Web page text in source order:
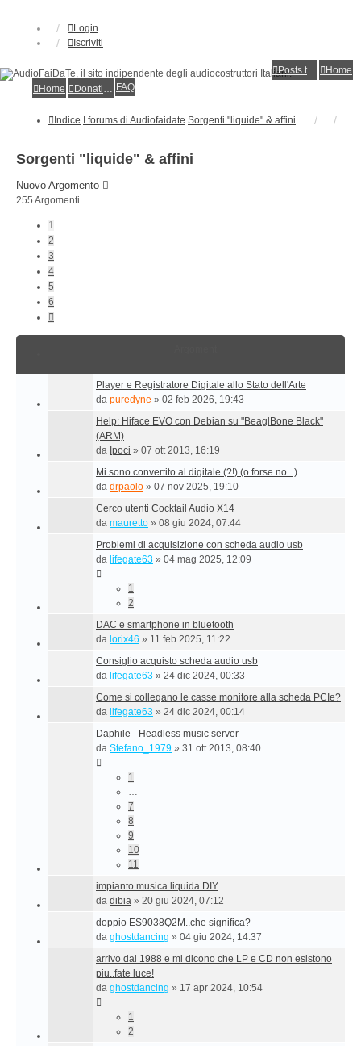
Login
Iscriviti
Posts toplist
Home
Home
Donations FAQ
Indice I forums di Audiofaidate Sorgenti "liquide" & affini
Sorgenti "liquide" & affini
Nuovo Argomento
255 Argomenti
1
2
3
4
5
6
Player e Registratore Digitale allo Stato dell'Arte
da puredyne » 02 feb 2026, 19:43
Help: Hiface EVO con Debian su "BeaglBone Black"
(ARM)
da Ipoci » 07 ott 2013, 16:19
Mi sono convertito al digitale (?!) (o forse no...)
da drpaolo » 07 nov 2025, 19:10
Cerco utenti Cocktail Audio X14
da mauretto » 08 giu 2024, 07:44
Problemi di acquisizione con scheda audio usb
da lifegate63 » 04 mag 2025, 12:09
1
2
DAC e smartphone in bluetooth
da lorix46 » 11 feb 2025, 11:22
Consiglio acquisto scheda audio usb
da lifegate63 » 24 dic 2024, 00:33
Come si collegano le casse monitore alla scheda PCIe?
da lifegate63 » 24 dic 2024, 00:14
Daphile - Headless music server
da Stefano_1979 » 31 ott 2013, 08:40
1
…
7
8
9
10
11
impianto musica liquida DIY
da dibia » 20 giu 2024, 07:12
doppio ES9038Q2M..che significa?
da ghostdancing » 04 giu 2024, 14:37
arrivo dal 1988 e mi dicono che LP e CD non esistono
piu..fate luce!
da ghostdancing » 17 apr 2024, 10:54
1
2